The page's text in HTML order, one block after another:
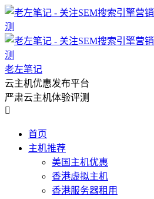
老左笔记
云主机优惠发布平台
严肃云主机体验评测

首页
主机推荐
美国主机优惠
香港虚拟主机
香港服务器租用